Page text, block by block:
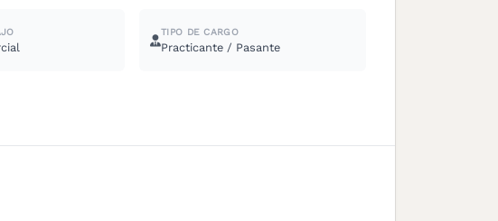
TIPO DE CARGO
Practicante / Pasante